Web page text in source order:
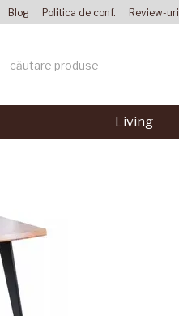
Blog Politica de conf. Review-uri
Living